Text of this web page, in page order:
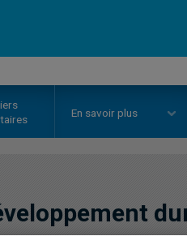
En savoir plus